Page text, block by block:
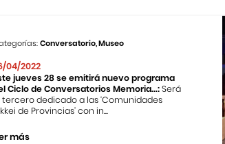
Conversatorio, Museo
04/2022
jueves 28 se emitirá nuevo programa
Ciclo de Conversatorios Memoria...:Será
tercero dedicado a las ‘Comunidades
de Provincias’ con in...
más